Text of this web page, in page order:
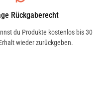
Rückgaberecht
du Produkte kostenlos bis 30
wieder zurückgeben.